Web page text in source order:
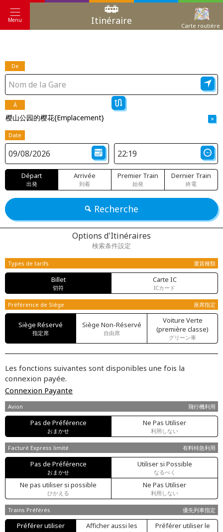
Menu Itinéraire Carte routière
De
À
樱山公园的樱花{Emplacement} ×
Date
Départ
出発
Arrivée
到着
Premier Train
始発
Dernier Train
終電
Recherche
Options d'Itinéraires
検索条件設定
Types de tarifs 運賃種類
Billet
切符
Carte IC
ICカード
Préférence de Siège 座席指定
Siège Réservé
指定席
Siège Non-Réservé
自由席
Voiture Verte
(première classe)
グリーン車
Les fonctions suivantes sont disponibles une fois la
connexion payée.
Connexion Payante
Avion 飛行機利用
Pas de Préférence
おまかせ
Ne Pas Utiliser
利用しない
Facturé Express limité 有料特急利用
Pas de Préférence
おまかせ
Utiliser si Possible
なるべく
Ne pas utiliser si possible
ひかえる
Ne Pas Utiliser
利用しない
Trains Préférés 優先列車指定
Préférer utiliser
Afficher aussi les
Préférer utiliser le